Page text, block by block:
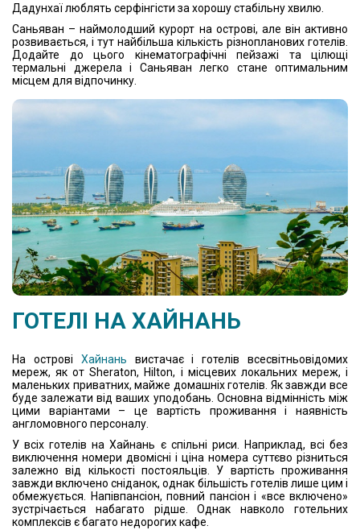
Дадунхаї люблять серфінгісти за хорошу стабільну хвилю.
Саньяван – наймолодший курорт на острові, але він активно
розвивається, і тут найбільша кількість різнопланових готелів.
Додайте до цього кінематографічні пейзажі та цілющі
термальні джерела і Саньяван легко стане оптимальним
місцем для відпочинку.
ГОТЕЛІ НА ХАЙНАНЬ
На острові Хайнань вистачає і готелів всесвітньовідомих
мереж, як от Sheraton, Hilton, і місцевих локальних мереж, і
маленьких приватних, майже домашніх готелів. Як завжди все
буде залежати від ваших уподобань. Основна відмінність між
цими варіантами – це вартість проживання і наявність
англомовного персоналу.
У всіх готелів на Хайнань є спільні риси. Наприклад, всі без
виключення номери двомісні і ціна номера суттєво різниться
залежно від кількості постояльців. У вартість проживання
завжди включено сніданок, однак більшість готелів лише цим і
обмежується. Напівпансіон, повний пансіон і «все включено»
зустрічається набагато рідше. Однак навколо готельних
комплексів є багато недорогих кафе.